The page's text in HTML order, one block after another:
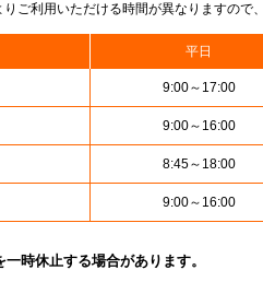
ご利用いただける時間が異なりますので
平日
9:00～17:00
9:00～16:00
8:45～18:00
9:00～16:00
時休止する場合があります。